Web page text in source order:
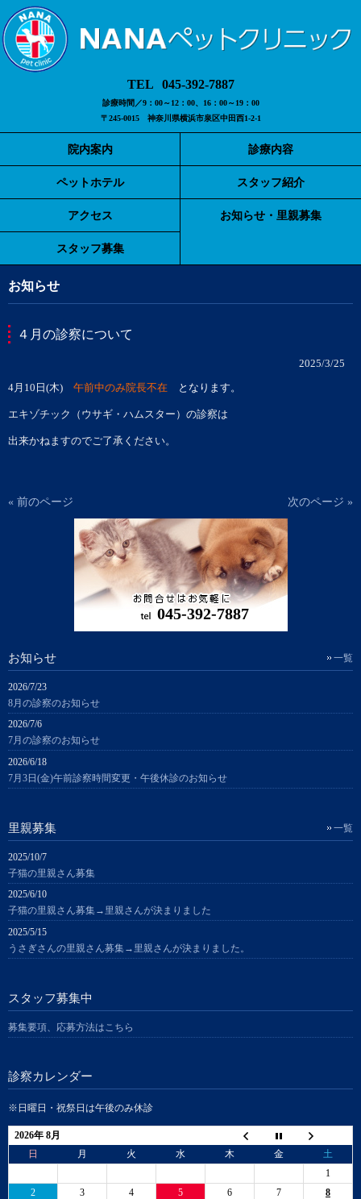
045-392-7887
診療時間／9：00～12：00、16：00～19：00
〒245-0015 神奈川県横浜市泉区中田西1-2-1
院内案内 診療内容
ペットホテル スタッフ紹介
アクセス お知らせ・里親募集
スタッフ募集
お知らせ
４月の診察について
2025/3/25
4月10日(木) 午前中のみ院長不在 となります。
エキゾチック（ウサギ・ハムスター）の診察は
出来かねますのでご了承ください。
« 前のページ 次のページ »
045-392-7887
お知らせ 一覧
2026/7/23
8月の診察のお知らせ
2026/7/6
7月の診察のお知らせ
2026/6/18
7月3日(金)午前診察時間変更・午後休診のお知らせ
里親募集 一覧
2025/10/7
子猫の里親さん募集
2025/6/10
子猫の里親さん募集→里親さんが決まりました
2025/5/15
うさぎさんの里親さん募集→里親さんが決まりました。
スタッフ募集中
募集要項、応募方法はこちら
診察カレンダー
※日曜日・祝祭日は午後のみ休診
2026年 8月
日
月 火 水 木 金
土
1
2
3 4 5 6 7
8